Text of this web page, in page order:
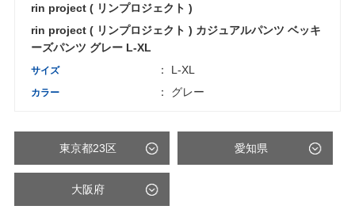
rin project ( リンプロジェクト )
rin project ( リンプロジェクト ) カジュアルパンツ ベッキ
ーズパンツ グレー L-XL
サイズ ： L-XL
カラー ： グレー
東京都23区 愛知県
大阪府